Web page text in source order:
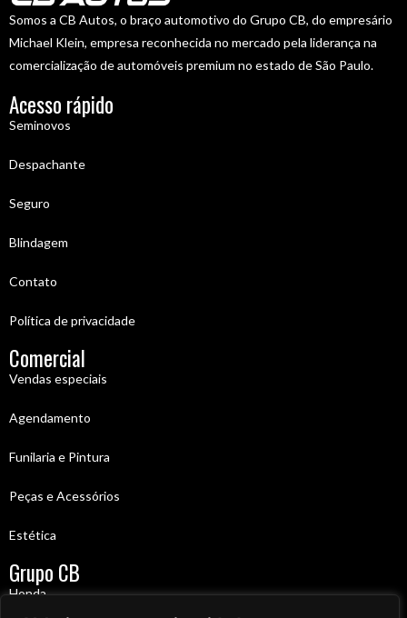
Somos a CB Autos, o braço automotivo do Grupo CB, do empresário
Michael Klein, empresa reconhecida no mercado pela liderança na
comercialização de automóveis premium no estado de São Paulo.
Acesso rápido
Seminovos
Despachante
Seguro
Blindagem
Contato
Política de privacidade
Comercial
Vendas especiais
Agendamento
Funilaria e Pintura
Peças e Acessórios
Estética
Grupo CB
Honda